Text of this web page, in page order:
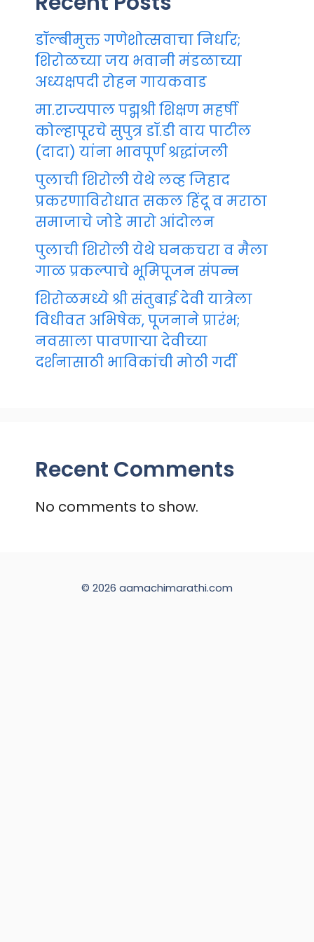
डॉल्बीमुक्त गणेशोत्सवाचा निर्धार;
शिरोळच्या जय भवानी मंडळाच्या
अध्यक्षपदी रोहन गायकवाड
मा.राज्यपाल पद्मश्री शिक्षण महर्षी
कोल्हापूरचे सुपुत्र डॉ.डी वाय पाटील
(दादा) यांना भावपूर्ण श्रद्धांजली
पुलाची शिरोली येथे लव्ह जिहाद
प्रकरणाविरोधात सकल हिंदू व मराठा
समाजाचे जोडे मारो आंदोलन
पुलाची शिरोली येथे घनकचरा व मैला
गाळ प्रकल्पाचे भूमिपूजन संपन्न
शिरोळमध्ये श्री संतुबाई देवी यात्रेला
विधीवत अभिषेक, पूजनाने प्रारंभ;
नवसाला पावणाऱ्या देवीच्या
दर्शनासाठी भाविकांची मोठी गर्दी
Recent Comments
No comments to show.
© 2026 aamachimarathi.com